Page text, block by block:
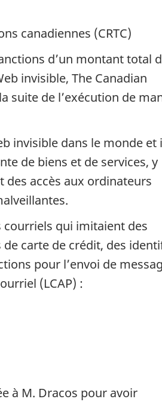
canadiennes (CRTC)
d’un montant total
invisible, The Canadian
suite de l’exécution de
invisible dans le monde et
de biens et de services, y
des accès aux ordinateurs
courriels qui imitaient des
carte de crédit, des
pour l’envoi de
(LCAP) :
à M. Dracos pour avoir